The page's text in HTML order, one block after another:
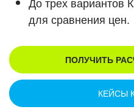
для сравнения цен.
ПОЛУЧИТЬ
КЕЙСЫ